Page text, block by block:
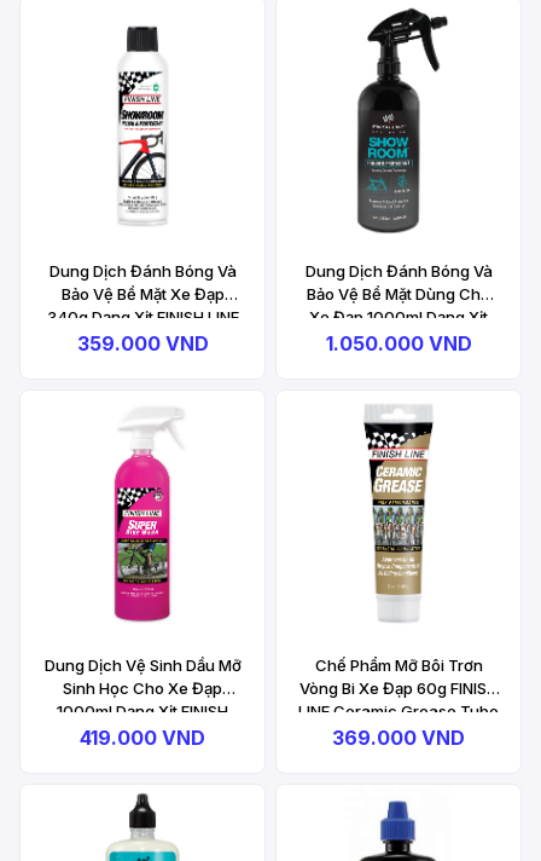
Dung Dịch Đánh Bóng Và
Bảo Vệ Bề Mặt Xe Đạp
340g Dạng Xịt FINISH LINE
Ceramic Polish &
359.000 VND
Dung Dịch Đánh Bóng Và
Bảo Vệ Bề Mặt Dùng Cho
Xe Đạp 1000ml Dạng Xịt
FINISH LINE Ceramic
1.050.000 VND
Dung Dịch Vệ Sinh Dầu Mỡ
Sinh Học Cho Xe Đạp
1000ml Dạng Xịt FINISH
LINE Super Bike Wash
419.000 VND
Chế Phẩm Mỡ Bôi Trơn
Vòng Bi Xe Đạp 60g FINISH
LINE Ceramic Grease Tube
369.000 VND